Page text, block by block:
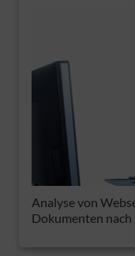
Analyse von
Dokumenten nach